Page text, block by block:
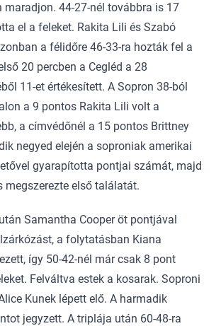
44-27-nél továbbra is 17
el a feleket. Rakita Lili és Szabó
a félidőre 46-33-ra hozták fel a
20 percben a Cegléd a 28
11-et értékesített. A Sopron 38-ból
a 9 pontos Rakita Lili volt a
a címvédőnél a 15 pontos Brittney
negyed elején a soproniak amerikai
gyarapította pontjai számát, majd
megszerezte első találatát.
Samantha Cooper öt pontjával
a folytatásban Kiana
így 50-42-nél már csak 8 pont
Felváltva estek a kosarak. Soproni
Kunek lépett elő. A harmadik
jegyzett. A triplája után 60-48-ra